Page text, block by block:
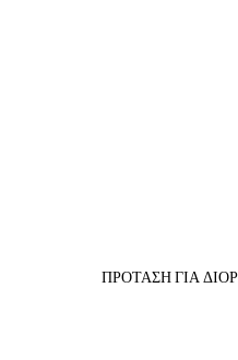
ΠΡΟΤΑΣΗ ΓΙΑ